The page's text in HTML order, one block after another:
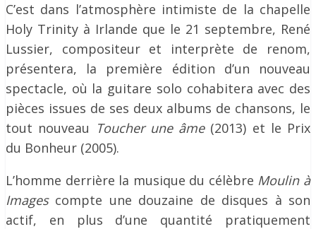
C’est dans l’atmosphère intimiste de la chapelle
Holy Trinity à Irlande que le 21 septembre, René
Lussier, compositeur et interprète de renom,
présentera, la première édition d’un nouveau
spectacle, où la guitare solo cohabitera avec des
pièces issues de ses deux albums de chansons, le
tout nouveau Toucher une âme(2013) et le Prix
du Bonheur (2005).
L’homme derrière la musique du célèbre Moulin à
Images compte une douzaine de disques à son
actif, en plus d’une quantité pratiquement